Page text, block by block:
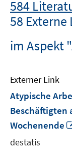
584
58 Externe
im Aspekt
Externer Link
Atypische
Beschäftigten
Wochenende
destatis